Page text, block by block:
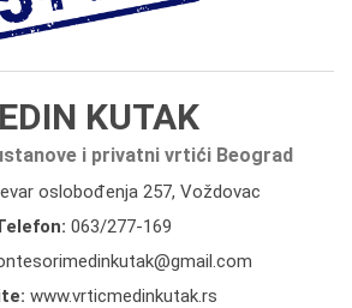
KUTAK
i privatni vrtići Beograd
oslobođenja 257, Voždovac
063/277-169
www.vrticmedinkutak.rs